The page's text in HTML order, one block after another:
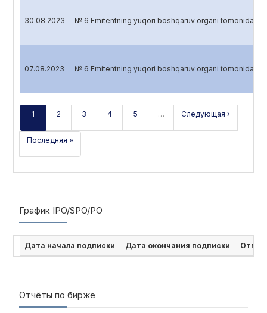
30.08.2023 № 6 Emitentning yuqori boshqaruv organi tomonidan
07.08.2023 № 6 Emitentning yuqori boshqaruv organi tomonidan
1 2 3 4 5 … Следующая ›
Последняя »
График IPO/SPO/PO
Дата начала подписки Дата окончания подписки
Отчёты по бирже